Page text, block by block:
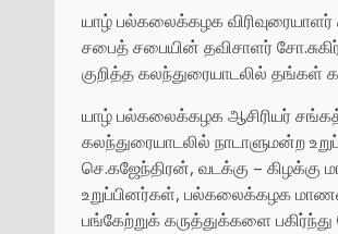
யாழ் பல்கலைக்கழக விரிவுரையாளர்
சபைத் சபையின் தவிசாளர்
குறித்த கலந்துரையாடலில்
யாழ் பல்கலைக்கழக ஆசிரியர்
கலந்துரையாடலில் நாடாளுமன்ற
செ.கஜேந்திரன், வடக்கு – கிழக்கு
உறுப்பினர்கள், பல்கலைக்கழக
பங்கேற்றுக் கருத்துக்களை